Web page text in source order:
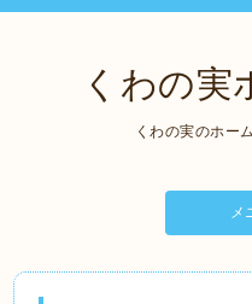
くわの実
くわの実のホー
メ